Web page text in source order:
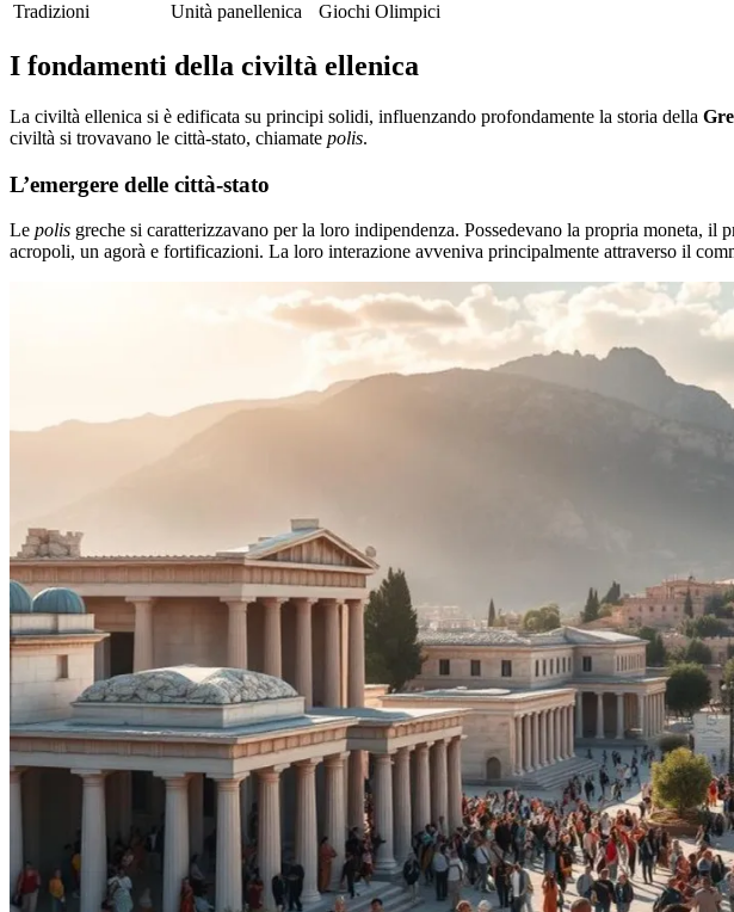
Tradizioni
Unità panellenica Giochi Olimpici
I fondamenti della civiltà ellenica
La civiltà ellenica si è edificata su principi solidi, influenzando profondamente la storia della
civiltà si trovavano le città-stato, chiamate polis.
L’emergere delle città-stato
Le polis greche si caratterizzavano per la loro indipendenza. Possedevano la propria moneta,
acropoli, un agorà e fortificazioni. La loro interazione avveniva principalmente attraverso il